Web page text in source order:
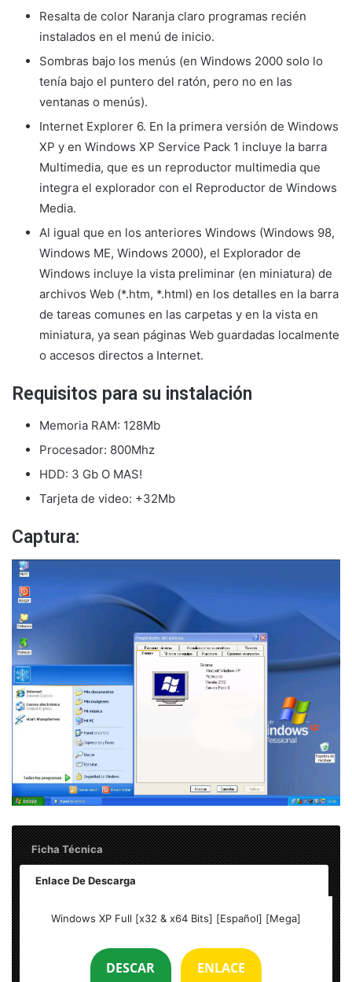
Resalta de color Naranja claro programas recién
instalados en el menú de inicio.
Sombras bajo los menús (en Windows 2000 solo lo
tenía bajo el puntero del ratón, pero no en las
ventanas o menús).
Internet Explorer 6. En la primera versión de Windows
XP y en Windows XP Service Pack 1 incluye la barra
Multimedia, que es un reproductor multimedia que
integra el explorador con el Reproductor de Windows
Media.
Al igual que en los anteriores Windows (Windows 98,
Windows ME, Windows 2000), el Explorador de
Windows incluye la vista preliminar (en miniatura) de
archivos Web (*.htm, *.html) en los detalles en la barra
de tareas comunes en las carpetas y en la vista en
miniatura, ya sean páginas Web guardadas localmente
o accesos directos a Internet.
Requisitos para su instalación
Memoria RAM: 128Mb
Procesador: 800Mhz
HDD: 3 Gb O MAS!
Tarjeta de video: +32Mb
Captura:
Ficha Técnica
Enlace De Descarga
Español
Windows XP Full [x32 & x64 Bits] [Español] [Mega]
DESCAR ENLACE